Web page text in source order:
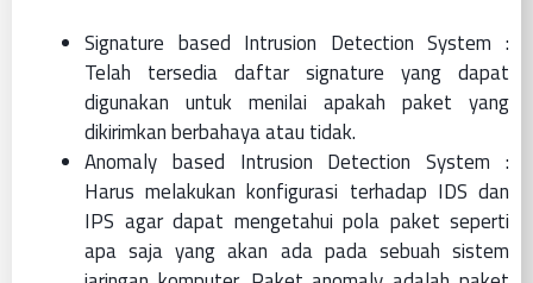
Signature based Intrusion Detection System :
Telah tersedia daftar signature yang dapat
digunakan untuk menilai apakah paket yang
dikirimkan berbahaya atau tidak.
Anomaly based Intrusion Detection System :
Harus melakukan konfigurasi terhadap IDS dan
IPS agar dapat mengetahui pola paket seperti
apa saja yang akan ada pada sebuah sistem